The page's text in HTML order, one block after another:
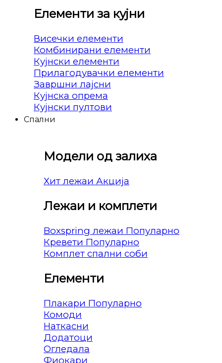
Елементи за кујни
Висечки елементи
Комбинирани елементи
Кујнски елементи
Прилагодувачки елементи
Завршни лајсни
Кујнска опрема
Кујнски пултови
Спални
Модели од залиха
Хит лежаи
Лежаи и комплети
Boxspring лежаи
Кревети
Комплет спални соби
Елементи
Плакари
Комоди
Наткасни
Додатоци
Огледала
Фиокари